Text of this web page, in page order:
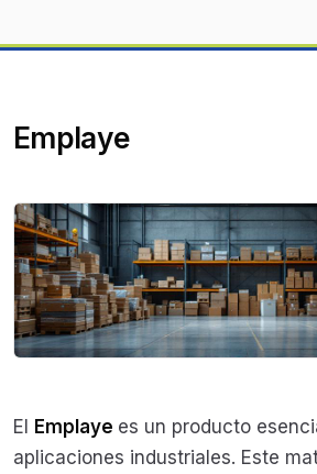
Emplaye
El Emplaye es un producto
aplicaciones industriales. Este